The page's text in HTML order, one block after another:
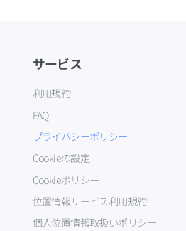
サービス
利用規約
FAQ
プライバシーポリシー
Cookieの設定
Cookieポリシー
位置情報サービス利用規約
個人位置情報取扱いポリシー